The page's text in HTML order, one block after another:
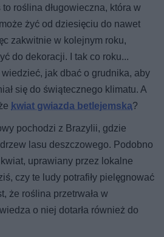
roślina długowieczna, która w
żyć od dziesięciu do nawet
zakwitnie w kolejnym roku,
do dekoracji. I tak co roku...
jak dbać o grudnika, aby
się do świątecznego klimatu. A
kwiat gwiazda betlejemska?
pochodzi z Brazylii, gdzie
lasu deszczowego. Podobno
uprawiany przez lokalne
czy te ludy potrafiły pielęgnować
że roślina przetrwała w
o niej dotarła również do